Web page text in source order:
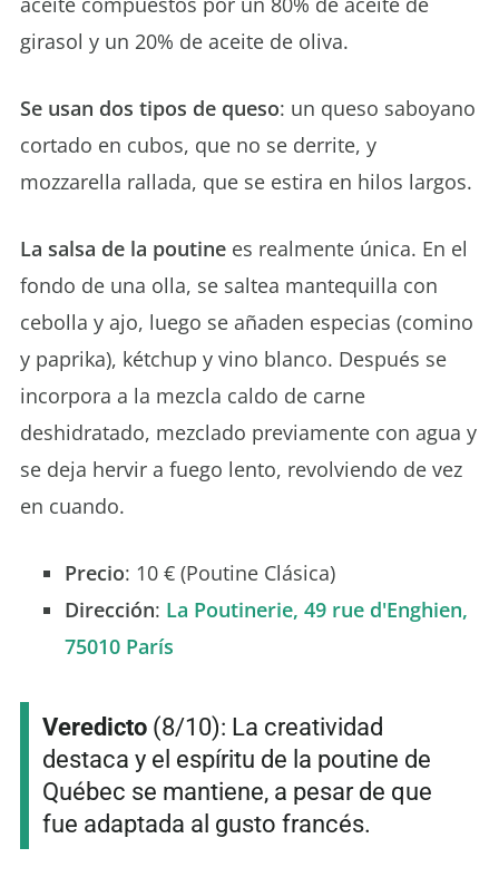
girasol y un 20% de aceite de oliva.
Se usan dos tipos de queso: un queso saboyano
cortado en cubos, que no se derrite, y
mozzarella rallada, que se estira en hilos largos.
La salsa de la poutine es realmente única. En el
fondo de una olla, se saltea mantequilla con
cebolla y ajo, luego se añaden especias (comino
y paprika), kétchup y vino blanco. Después se
incorpora a la mezcla caldo de carne
deshidratado, mezclado previamente con agua y
se deja hervir a fuego lento, revolviendo de vez
en cuando.
Precio: 10 € (Poutine Clásica)
Dirección: La Poutinerie, 49 rue d'Enghien,
75010 París
Veredicto (8/10): La creatividad
destaca y el espíritu de la poutine de
Québec se mantiene, a pesar de que
fue adaptada al gusto francés.